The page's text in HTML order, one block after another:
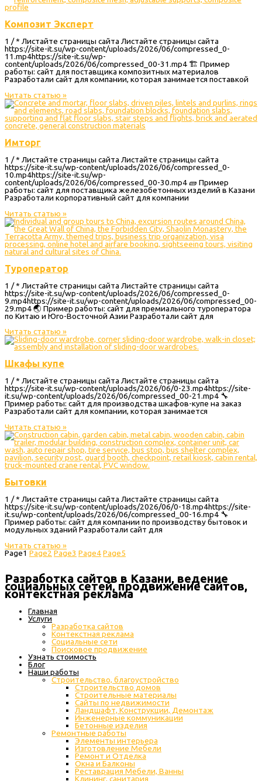
Композит Эксперт
1 / * Листайте страницы сайта Листайте страницы сайта
https://site-it.su/wp-content/uploads/2026/06/compressed_0-
11.mp4https://site-it.su/wp-
content/uploads/2026/06/compressed_00-31.mp4 🏗 Пример
работы: сайт для поставщика композитных материалов
Разработали сайт для компании, которая занимается поставкой
Читать статью »
Имторг
1 / * Листайте страницы сайта Листайте страницы сайта
https://site-it.su/wp-content/uploads/2026/06/compressed_0-
10.mp4https://site-it.su/wp-
content/uploads/2026/06/compressed_00-30.mp4 🧱 Пример
работы: сайт для поставщика железобетонных изделий в Казани
Разработали корпоративный сайт для компании
Читать статью »
Туроператор
1 / * Листайте страницы сайта Листайте страницы сайта
https://site-it.su/wp-content/uploads/2026/06/compressed_0-
9.mp4https://site-it.su/wp-content/uploads/2026/06/compressed_00-
29.mp4 🌏 Пример работы: сайт для премиального туроператора
по Китаю и Юго-Восточной Азии Разработали сайт для
Читать статью »
Шкафы купе
1 / * Листайте страницы сайта Листайте страницы сайта
https://site-it.su/wp-content/uploads/2026/06/0-23.mp4https://site-
it.su/wp-content/uploads/2026/06/compressed_00-21.mp4 🔧
Пример работы: сайт для производства шкафов-купе на заказ
Разработали сайт для компании, которая занимается
Читать статью »
Бытовки
1 / * Листайте страницы сайта Листайте страницы сайта
https://site-it.su/wp-content/uploads/2026/06/0-18.mp4https://site-
it.su/wp-content/uploads/2026/06/compressed_00-16.mp4 🔧
Пример работы: сайт для компании по производству бытовок и
модульных зданий Разработали сайт для
Читать статью »
Page1Page2Page3 Page4Page5
Разработка сайтов в Казани, ведение
социальных сетей, продвижение сайтов,
контекстная реклама
Главная
Услуги
Разработка сайтов
Контекстная реклама
Социальные сети
Поисковое продвижение
Узнать стоимость
Блог
Наши работы
Строительство, благоустройство
Строительство домов
Строительные материалы
Сайты по недвижимости
Ландшафт, Конструкции, Демонтаж
Инженерные коммуникации
Бетонные изделия
Ремонтные работы
Элементы интерьера
Изготовление Мебели
Ремонт и Отделка
Окна и Балконы
Реставрация Мебели, Ванны
Клининг, санитария